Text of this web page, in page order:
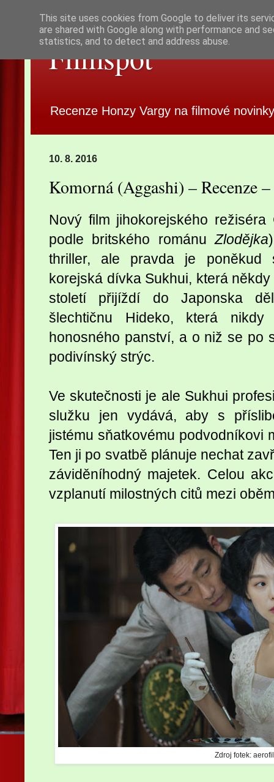
Filmspot
Recenze Honzy Vargy na filmové
10. 8. 2016
Komorná (Aggashi) – Recenze
Nový film jihokorejského
podle britského románuZlodějka
thriller, ale pravda je poněkud
korejská dívka Sukhui, která
století přijíždí do Japonska
šlechtičnu Hideko, která nikdy
honosného panství, a o niž se po
podivínský strýc.
Ve skutečnosti je ale Sukhui
služku jen vydává, aby s
jistému sňatkovému podvodníkovi
Ten ji po svatbě plánuje nechat
záviděníhodný majetek. Celou
vzplanutí milostných citů mezi
Zdroj fotek:
This site uses cookies from Google to deliver its
are shared with Google along with performance and
statistics, and to detect and address abuse.